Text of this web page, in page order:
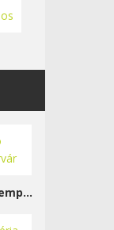
Szent László Templom - Sárvár